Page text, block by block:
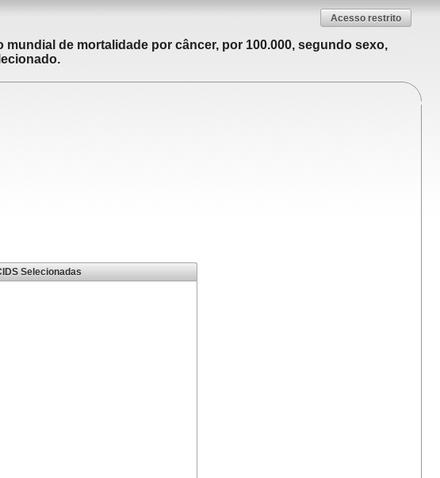
Acesso restrito
de mortalidade por câncer, por 100.000, segundo sexo,
Selecionadas